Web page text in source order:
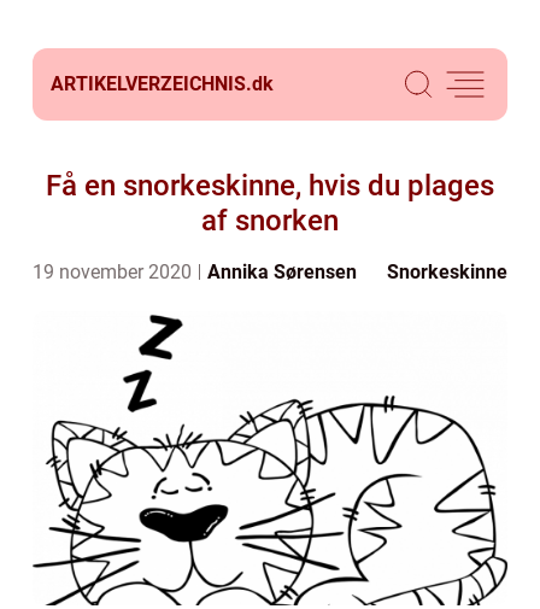
ARTIKELVERZEICHNIS.dk
Få en snorkeskinne, hvis du plages
af snorken
19 november 2020 Annika Sørensen Snorkeskinne